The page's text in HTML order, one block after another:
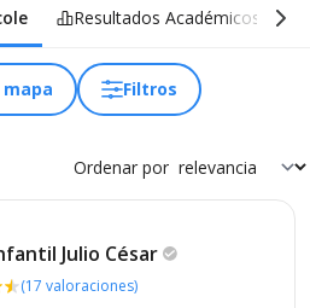
Resultados Académicos
Filtros
Ordenar por
Julio César
(17 valoraciones)